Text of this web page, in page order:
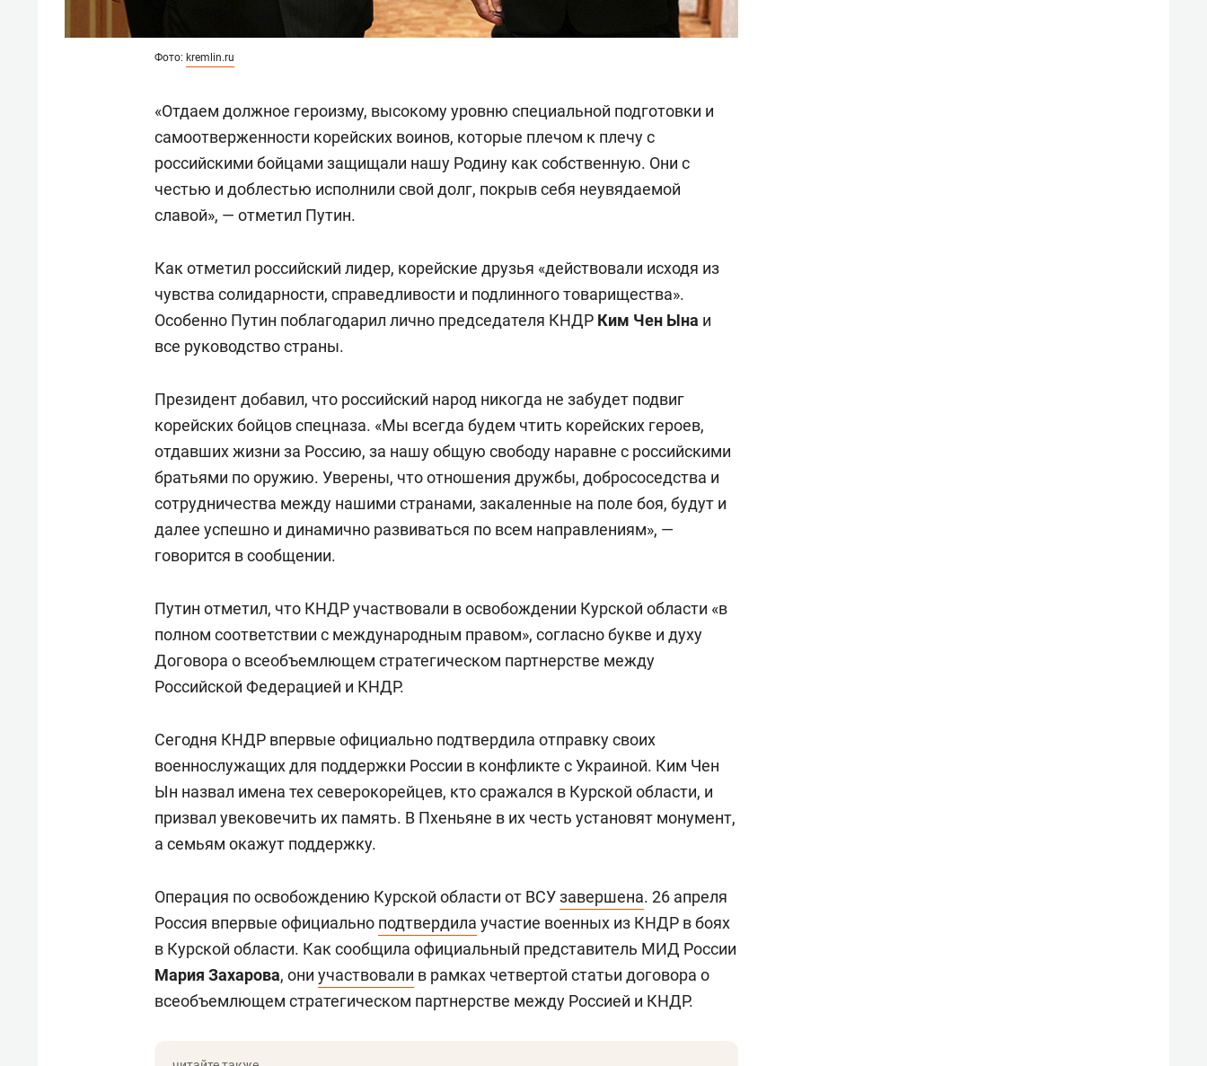
Фото: kremlin.ru
«Отдаем должное героизму, высокому уровню специальной подготовки и
самоотверженности корейских воинов, которые плечом к плечу с
российскими бойцами защищали нашу Родину как собственную. Они с
честью и доблестью исполнили свой долг, покрыв себя неувядаемой
славой», — отметил Путин.
Как отметил российский лидер, корейские друзья «действовали исходя из
чувства солидарности, справедливости и подлинного товарищества».
Особенно Путин поблагодарил лично председателя КНДР Ким Чен Ына и
все руководство страны.
Президент добавил, что российский народ никогда не забудет подвиг
корейских бойцов спецназа. «Мы всегда будем чтить корейских героев,
отдавших жизни за Россию, за нашу общую свободу наравне с российскими
братьями по оружию. Уверены, что отношения дружбы, добрососедства и
сотрудничества между нашими странами, закаленные на поле боя, будут и
далее успешно и динамично развиваться по всем направлениям», —
говорится в сообщении.
Путин отметил, что КНДР участвовали в освобождении Курской области «в
полном соответствии с международным правом», согласно букве и духу
Договора о всеобъемлющем стратегическом партнерстве между
Российской Федерацией и КНДР.
Сегодня КНДР впервые официально подтвердила отправку своих
военнослужащих для поддержки России в конфликте с Украиной. Ким Чен
Ын назвал имена тех северокорейцев, кто сражался в Курской области, и
призвал увековечить их память. В Пхеньяне в их честь установят монумент,
а семьям окажут поддержку.
Операция по освобождению Курской области от ВСУзавершена. 26 апреля
Россия впервые официально подтвердила участие военных из КНДР в боях
в Курской области. Как сообщила официальный представитель МИД России
Мария Захарова, они участвовали в рамках четвертой статьи договора о
всеобъемлющем стратегическом партнерстве между Россией и КНДР.